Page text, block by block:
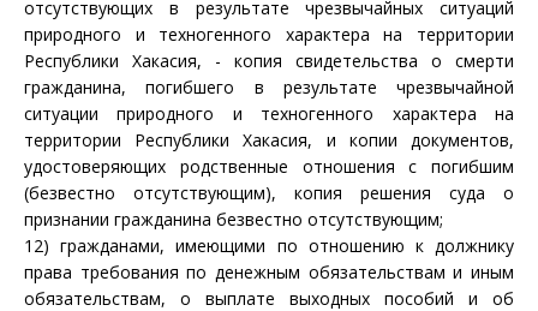
отсутствующих в результате чрезвычайных ситуаций
природного и техногенного характера на территории
Республики Хакасия, - копия свидетельства о смерти
гражданина, погибшего в результате чрезвычайной
ситуации природного и техногенного характера на
территории Республики Хакасия, и копии документов,
удостоверяющих родственные отношения с погибшим
(безвестно отсутствующим), копия решения суда о
признании гражданина безвестно отсутствующим;
12) гражданами, имеющими по отношению к должнику
права требования по денежным обязательствам и иным
обязательствам, о выплате выходных пособий и об